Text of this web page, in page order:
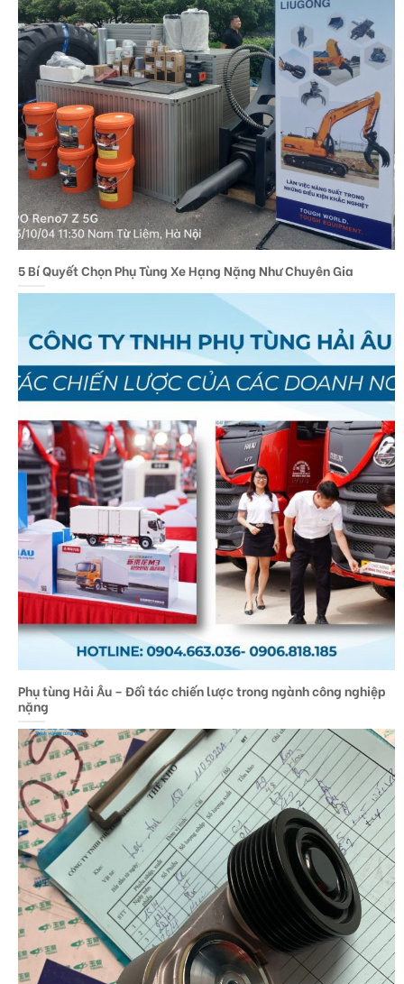
5 Bí Quyết Chọn Phụ Tùng Xe Hạng Nặng Như Chuyên Gia
Phụ tùng Hải Âu – Đối tác chiến lược trong ngành công nghiệp
nặng